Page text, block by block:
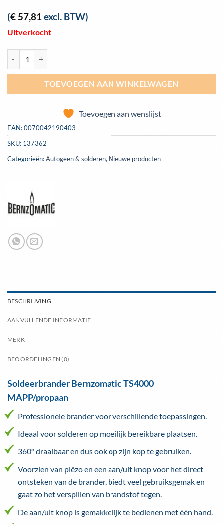
(€ 57,81excl. BTW)
Uitverkocht
TOEVOEGEN AAN WINKELWAGEN
Toevoegen aan wenslijst
EAN:0070042190403
SKU: 137362
Categorieën:Autogeen & solderen, Nieuwe producten
BESCHRIJVING
AANVULLENDE INFORMATIE
MERK
BEOORDELINGEN (0)
Soldeerbrander Bernzomatic TS4000
MAPP/propaan
Professionele brander voor verschillende toepassingen.
Ideaal voor solderen op moeilijk bereikbare plaatsen.
360° draaibaar en dus ook op zijn kop te gebruiken.
Voorzien van piëzo en een aan/uit knop voor het direct
ontsteken van de brander, biedt veel gebruiksgemak en
gaat zo het verspillen van brandstof tegen.
De aan/uit knop is gemakkelijk te bedienen met één hand.